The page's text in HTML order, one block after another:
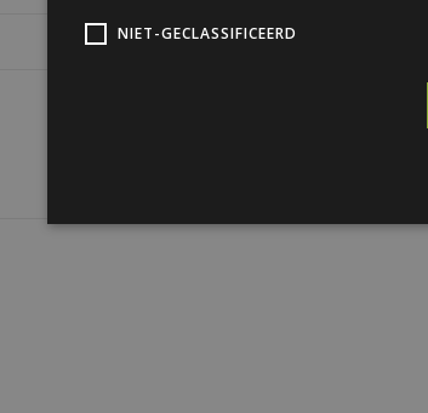
NIET-GECLASSIFICEERD